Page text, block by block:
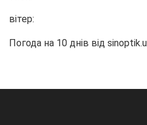
вітер:
Погода на 10 днів від